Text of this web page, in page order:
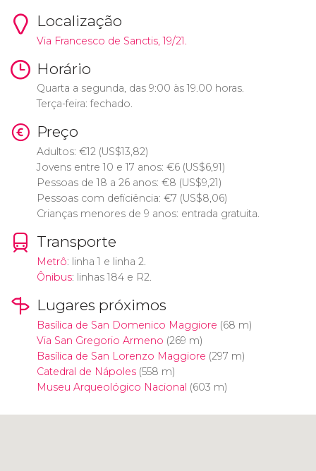
Localização
Via Francesco de Sanctis, 19/21.
Horário
Quarta a segunda, das 9:00 às 19.00 horas.
Terça-feira: fechado.
Preço
Adultos: €12 (US$13,82)
Jovens entre 10 e 17 anos: €6 (US$6,91)
Pessoas de 18 a 26 anos: €8 (US$9,21)
Pessoas com deficiência: €7 (US$8,06)
Crianças menores de 9 anos: entrada gratuita.
Transporte
Metrô: linha 1 e linha 2.
Ônibus: linhas 184 e R2.
Lugares próximos
Basílica de San Domenico Maggiore (68 m)
Via San Gregorio Armeno (269 m)
Basílica de San Lorenzo Maggiore (297 m)
Catedral de Nápoles(558 m)
Museu Arqueológico Nacional (603 m)